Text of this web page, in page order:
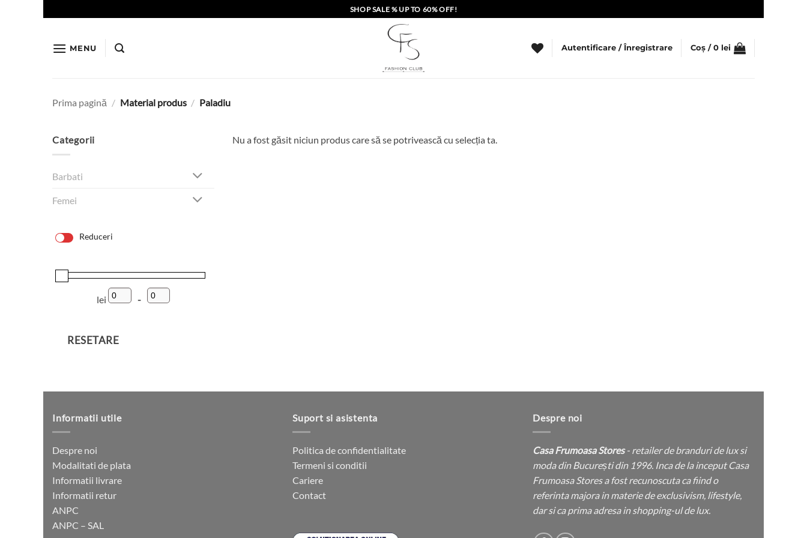
to
SHOP SALE % UP TO 60% OFF!
MENU Autentificare / Înregistrare Coș / 0 lei
Prima pagină / Material produs / Paladiu
Categorii
Barbati
Femei
Reduceri
lei
Preț minim
-
Preț maxim
RESETARE
Nu a fost găsit niciun produs care să se potrivească cu selecția ta.
Informatii utile
Despre noi
Modalitati de plata
Informatii livrare
Informatii retur
ANPC
ANPC – SAL
Suport si asistenta
Politica de confidentialitate
Termeni si conditii
Cariere
Contact
Despre noi
Casa Frumoasa Stores- retailer de branduri de lux si
moda din București din 1996. Inca de la inceput Casa
Frumoasa Stores a fost recunoscuta ca fiind o
referinta majora in materie de exclusivism, lifestyle,
dar si ca prima adresa in shopping-ul de lux.